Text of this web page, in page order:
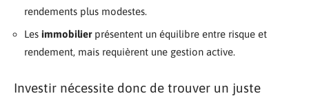
rendements plus modestes.
Les immobilierprésentent un équilibre entre risque et
rendement, mais requièrent une gestion active.
Investir nécessite donc de trouver un juste